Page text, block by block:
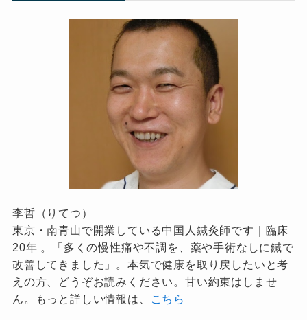
李哲（りてつ）
東京・南青山で開業している中国人鍼灸師です｜臨床
20年 。「多くの慢性痛や不調を、薬や手術なしに鍼で
改善してきました」。本気で健康を取り戻したいと考
えの方、どうぞお読みください。甘い約束はしませ
ん。もっと詳しい情報は、
こちら